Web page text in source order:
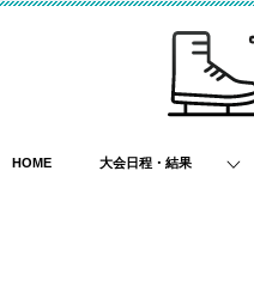
HOME 大会日程・結果